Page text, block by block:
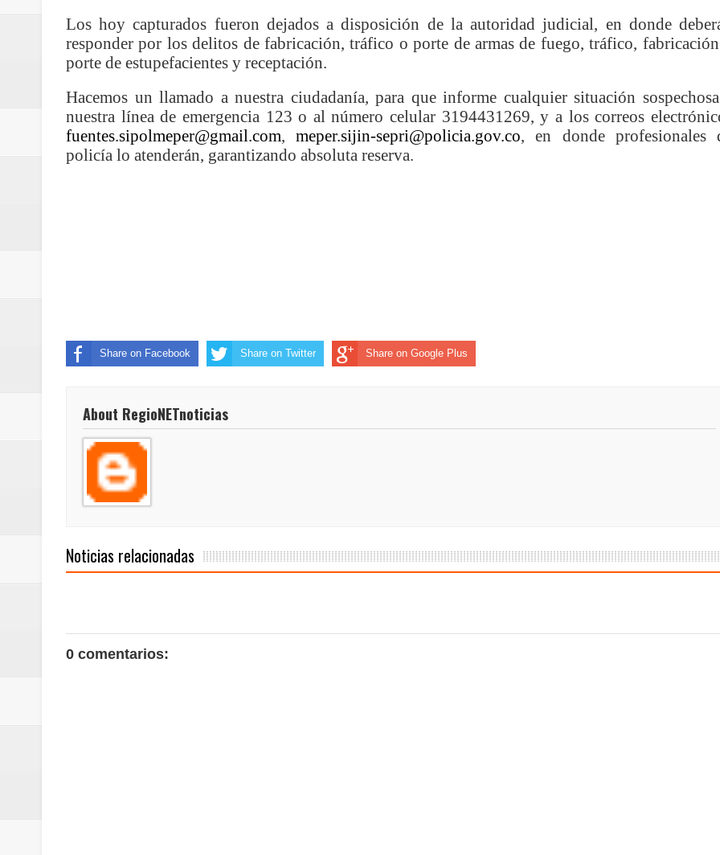
seguridad para la posesión presidencial
Regionetnoticias / En solo dos años y siete meses, la Fábrica de Licores del Tolima alcanzó el 94
transferencias prevista para los 4 años de gobierno
Los hoy capturados fueron dejados a disposición de la autoridad judicial, en donde
responder por los delitos de fabricación, tráfico o porte de armas de fuego, tráfico,
porte de estupefacientes y receptación.
Hacemos un llamado a nuestra ciudadanía, para que informe cualquier situación
nuestra línea de emergencia 123 o al número celular 3194431269, y a los correos
fuentes.sipolmeper@gmail.com,meper.sijin-sepri@policia.gov.co, en donde profesionales
policía lo atenderán, garantizando absoluta reserva.
Share on Facebook Share on Twitter Share on Google Plus
About RegioNETnoticias
Noticias relacionadas
0 comentarios: